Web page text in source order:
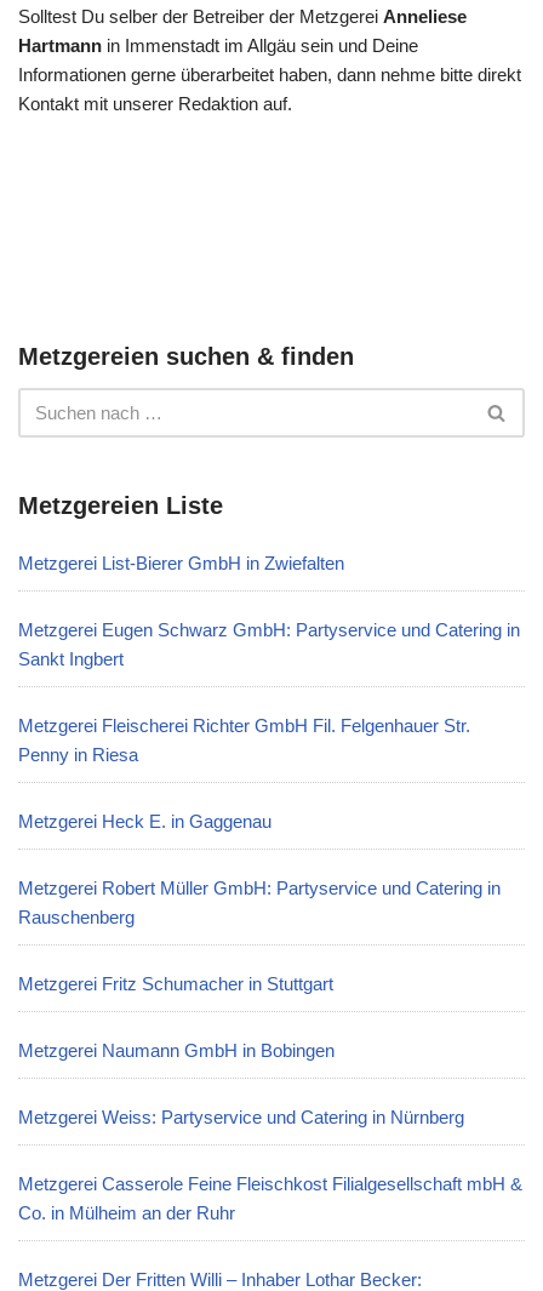
Solltest Du selber der Betreiber der Metzgerei Anneliese
Hartmann in Immenstadt im Allgäu sein und Deine
Informationen gerne überarbeitet haben, dann nehme bitte direkt
Kontakt mit unserer Redaktion auf.
Metzgereien suchen & finden
Metzgereien Liste
Metzgerei List-Bierer GmbH in Zwiefalten
Metzgerei Eugen Schwarz GmbH: Partyservice und Catering in
Sankt Ingbert
Metzgerei Fleischerei Richter GmbH Fil. Felgenhauer Str.
Penny in Riesa
Metzgerei Heck E. in Gaggenau
Metzgerei Robert Müller GmbH: Partyservice und Catering in
Rauschenberg
Metzgerei Fritz Schumacher in Stuttgart
Metzgerei Naumann GmbH in Bobingen
Metzgerei Weiss: Partyservice und Catering in Nürnberg
Metzgerei Casserole Feine Fleischkost Filialgesellschaft mbH &
Co. in Mülheim an der Ruhr
Metzgerei Der Fritten Willi – Inhaber Lothar Becker: